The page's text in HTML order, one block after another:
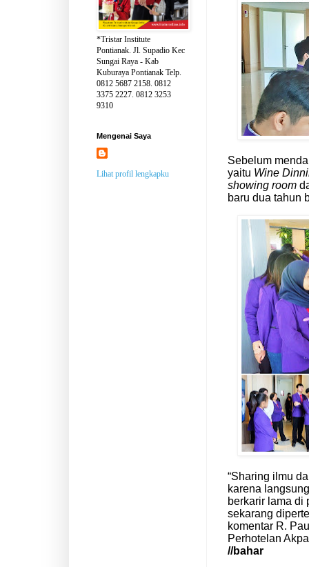
Sebelum
yaitu Wine
showing room
baru dua tahun
“Sharing ilmu
karena
berkarir lama di
sekarang
komentar R.
Perhotelan
//bahar
*Tristar Institute
Pontianak. Jl. Supadio Kec
Sungai Raya - Kab
Kuburaya Pontianak Telp.
0812 5687 2158. 0812
3375 2227. 0812 3253
9310
Mengenai Saya
Lihat profil lengkapku